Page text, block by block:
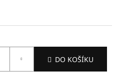
DO KOŠÍKU